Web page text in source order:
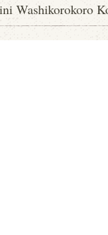
Washikorokoro